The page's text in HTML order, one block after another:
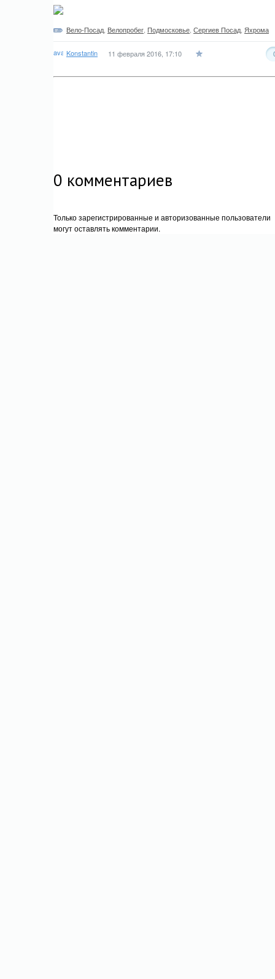
Вело-Посад Велопробег Подмосковье Сергиев Посад Яхрома
Konstantin 11 февраля 2016, 17:10
0 комментариев
Только зарегистрированные и авторизованные пользователи
могут оставлять комментарии.